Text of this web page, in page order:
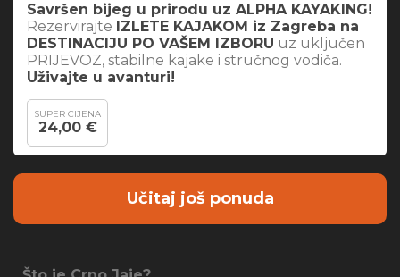
Savršen bijeg u prirodu uz ALPHA KAYAKING!
Rezervirajte IZLETE KAJAKOM iz Zagreba na
DESTINACIJU PO VAŠEM IZBORU uz uključen
PRIJEVOZ, stabilne kajake i stručnog vodiča.
Uživajte u avanturi!
SUPER CIJENA
24,00 €
Učitaj još ponuda